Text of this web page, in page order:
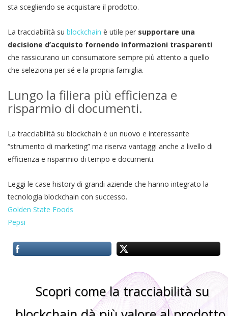
sta scegliendo se acquistare il prodotto.
La tracciabilità su blockchain è utile per supportare una
decisione d’acquisto fornendo informazioni trasparenti
che rassicurano un consumatore sempre più attento a quello
che seleziona per sé e la propria famiglia.
Lungo la filiera più efficienza e
risparmio di documenti.
La tracciabilità su blockchain è un nuovo e interessante
“strumento di marketing” ma riserva vantaggi anche a livello di
efficienza e risparmio di tempo e documenti.
Leggi le case history di grandi aziende che hanno integrato la
tecnologia blockchain con successo.
Golden State Foods
Pepsi
Scopri come la tracciabilità su